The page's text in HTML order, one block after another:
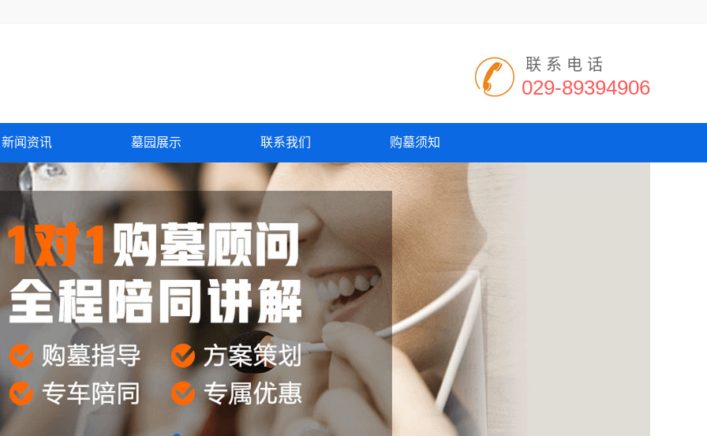
联系电话
029-89394906
新闻资讯 墓园展示 联系我们 购墓须知